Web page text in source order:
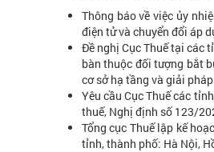
Thông báo về việc ủy
điện tử và chuyển đổi áp
Đề nghị Cục Thuế tại các
bàn thuộc đối tượng bắt
cơ sở hạ tầng và giải
Yêu cầu Cục Thuế các
thuế, Nghị định số 123/
Tổng cục Thuế lập kế
tỉnh, thành phố: Hà Nội,